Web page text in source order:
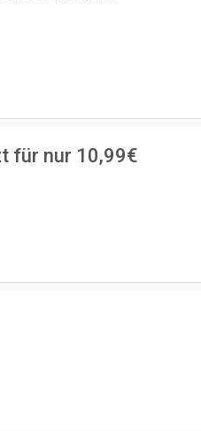
für nur 10,99€